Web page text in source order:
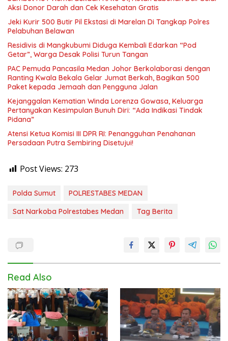
Aksi Donor Darah dan Cek Kesehatan Gratis
Jeki Kurir 500 Butir Pil Ekstasi di Marelan Di Tangkap Polres
Pelabuhan Belawan
Residivis di Mangkubumi Diduga Kembali Edarkan “Pod
Getar”, Warga Desak Polisi Turun Tangan
PAC Pemuda Pancasila Medan Johor Berkolaborasi dengan
Ranting Kwala Bekala Gelar Jumat Berkah, Bagikan 500
Paket kepada Jemaah dan Pengguna Jalan
Kejanggalan Kematian Winda Lorenza Gowasa, Keluarga
Pertanyakan Kesimpulan Bunuh Diri: “Ada Indikasi Tindak
Pidana”
Atensi Ketua Komisi III DPR RI: Penangguhan Penahanan
Persadaan Putra Sembiring Disetujui!
Post Views: 273
Polda Sumut
POLRESTABES MEDAN
Sat Narkoba Polrestabes Medan
Tag Berita
Read Also